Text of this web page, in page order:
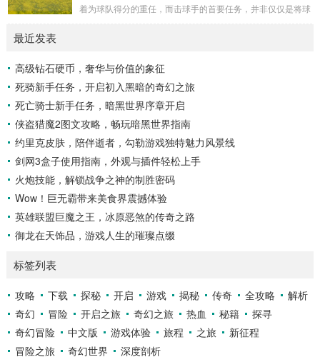
多，高大的乔木遮天蔽日，阳光只能透过枝叶的缝隙...
着为球队得分的重任，而击球手的首要任务，并非仅仅是将球
滑球，击球手需要在极短的时间内，准确判断球的速度、方向
和落点，然后调整自己的击球动作，这不仅要求击球手具备出
色的视力和反应能力,更需要大量的训练来培养对球...
最近发表
高级钻石硬币，奢华与价值的象征
死骑新手任务，开启初入黑暗的奇幻之旅
死亡骑士新手任务，暗黑世界序章开启
侠盗猎魔2图文攻略，畅玩暗黑世界指南
约里克皮肤，陪伴逝者，勾勒游戏独特魅力风景线
剑网3盒子使用指南，外观与插件轻松上手
火炮技能，解锁战争之神的制胜密码
Wow！巨无霸带来美食界震撼体验
英雄联盟巨魔之王，冰原恶煞的传奇之路
御龙在天饰品，游戏人生的璀璨点缀
标签列表
攻略 下载 探秘 开启 游戏 揭秘 传奇 全攻略
解析
奇幻
冒险 开启之旅 奇幻之旅 热血 秘籍
探寻
奇幻冒险
中文版 游戏体验 旅程 之旅
新征程
冒险之旅
奇幻世界 深度剖析